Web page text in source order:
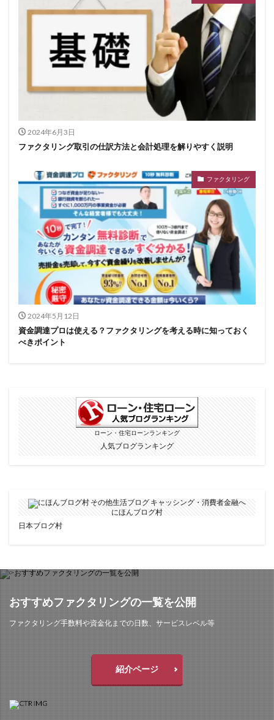
2024年6月3日
ファクタリング取引の仕訳方法と会計処理を解りやすく説明
ファクタリング
2024年5月12日
資金調達プロは使える？ファクタリングを考える時に知っておく
べきポイント
ローン・住宅ローンランキング
人気ブログランキング
にほんブログ村
日本ブログ村
おすすめファクタリングの一覧を公開
ファクタリング手数料や資金化までの日数、サービスレベル等
紹介ページ